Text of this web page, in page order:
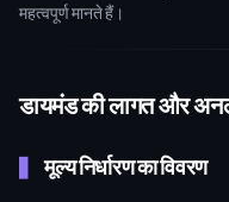
महत्वपूर्ण मानते हैं।
डायमंड की लागत और
मूल्य निर्धारण का विवरण